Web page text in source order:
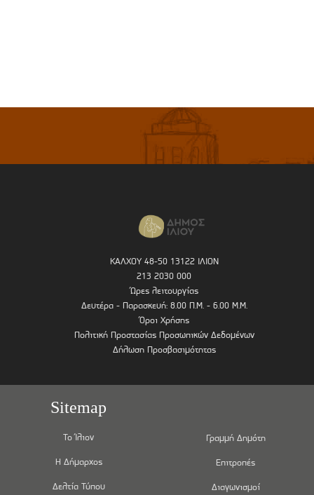
ΚΑΛΧΟΥ 48-50 13122 ΙΛΙΟΝ
213 2030 000
Ώρες λειτουργίας
Δευτέρα - Παρασκευή: 8.00 Π.Μ. - 6.00 Μ.Μ.
Όροι Χρήσης
Πολιτική Προστασίας Προσωπικών Δεδομένων
Δήλωση Προσβασιμότητας
Sitemap
Το Ίλιον
Η Δήμαρχος
Δελτία Τύπου
Γραμμή Δημότη
Επιτροπές
Διαγωνισμοί